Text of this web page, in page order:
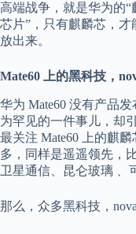
高端战争，就是华为的“
芯片”，只有麒麟芯，
放出来。
Mate60 上的黑科技，
华为 Mate60 没有产品
为罕见的一件事儿，却
最关注 Mate60 上的麒
多，同样是遥遥领先，
卫星通信、昆仑玻璃 、
那么，众多黑科技，